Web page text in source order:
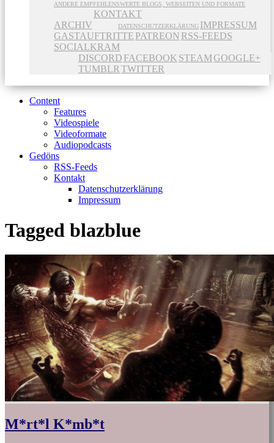
ANDERE EMPFEHLENSWERTE BLOGS, WEBSEITEN UND FORMATE
ARCHIV
KONTAKT
DATENSCHUTZERKLÄRUNG IMPRESSUM
GASTAUFTRITTE PATREON RSS-FEEDS
SOCIALKRAM
DISCORD FACEBOOK STEAMGOOGLE+
TUMBLR TWITTER
Content
Features
Videospiele
Videoformate
Audiopodcasts
Gedöns
RSS-Feeds
Kontakt
Datenschutzerklärung
Impressum
Tagged blazblue
M*rt*l K*mb*t